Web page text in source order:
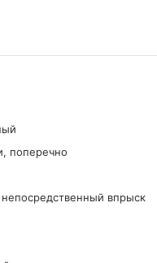
поперечно
впрыск